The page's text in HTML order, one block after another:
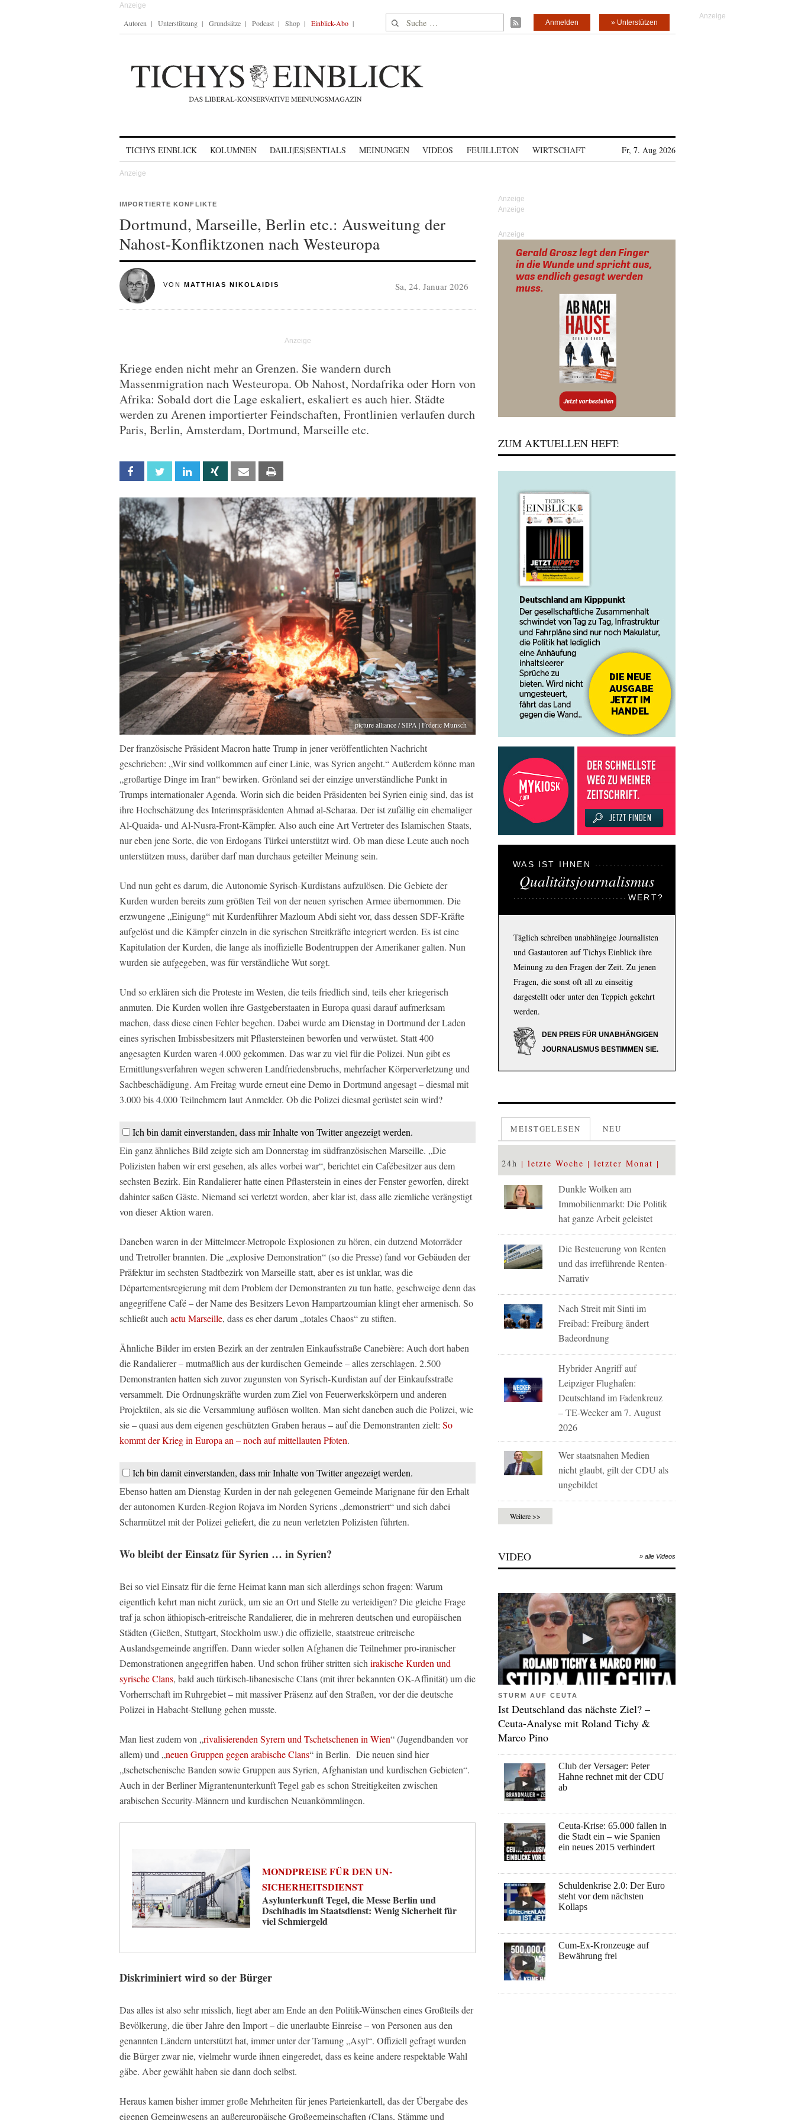
Autoren Unterstützung Grundsätze Podcast Shop Einblick-Abo Suche nach: » Unterstützen
Anmelden
TICHYS EINBLICK KOLUMNEN DAILI|ES|SENTIALS MEINUNGEN VIDEOS FEUILLETON WIRTSCHAFT Fr, 7. Aug 2026
IMPORTIERTE KONFLIKTE
Dortmund, Marseille, Berlin etc.: Ausweitung der
Nahost-Konfliktzonen nach Westeuropa
VON MATTHIAS NIKOLAIDIS Sa, 24. Januar 2026
Kriege enden nicht mehr an Grenzen. Sie wandern durch
Massenmigration nach Westeuropa. Ob Nahost, Nordafrika oder Horn von
Afrika: Sobald dort die Lage eskaliert, eskaliert es auch hier. Städte
werden zu Arenen importierter Feindschaften, Frontlinien verlaufen durch
Paris, Berlin, Amsterdam, Dortmund, Marseille etc.
Facebook Twitter Linkedin Xing Email
picture alliance / SIPA | Frderic Munsch
Der französische Präsident Macron hatte Trump in jener veröffentlichten Nachricht
geschrieben: „Wir sind vollkommen auf einer Linie, was Syrien angeht.“ Außerdem könne man
„großartige Dinge im Iran“ bewirken. Grönland sei der einzige unverständliche Punkt in
Trumps internationaler Agenda. Worin sich die beiden Präsidenten bei Syrien einig sind, das ist
ihre Hochschätzung des Interimspräsidenten Ahmad al-Scharaa. Der ist zufällig ein ehemaliger
Al-Quaida- und Al-Nusra-Front-Kämpfer. Also auch eine Art Vertreter des Islamischen Staats,
nur eben jene Sorte, die von Erdogans Türkei unterstützt wird. Ob man diese Leute auch noch
unterstützen muss, darüber darf man durchaus geteilter Meinung sein.
Und nun geht es darum, die Autonomie Syrisch-Kurdistans aufzulösen. Die Gebiete der
Kurden wurden bereits zum größten Teil von der neuen syrischen Armee übernommen. Die
erzwungene „Einigung“ mit Kurdenführer Mazloum Abdi sieht vor, dass dessen SDF-Kräfte
aufgelöst und die Kämpfer einzeln in die syrischen Streitkräfte integriert werden. Es ist eine
Kapitulation der Kurden, die lange als inoffizielle Bodentruppen der Amerikaner galten. Nun
wurden sie aufgegeben, was für verständliche Wut sorgt.
Und so erklären sich die Proteste im Westen, die teils friedlich sind, teils eher kriegerisch
anmuten. Die Kurden wollen ihre Gastgeberstaaten in Europa quasi darauf aufmerksam
machen, dass diese einen Fehler begehen. Dabei wurde am Dienstag in Dortmund der Laden
eines syrischen Imbissbesitzers mit Pflastersteinen beworfen und verwüstet. Statt 400
angesagten Kurden waren 4.000 gekommen. Das war zu viel für die Polizei. Nun gibt es
Ermittlungsverfahren wegen schweren Landfriedensbruchs, mehrfacher Körperverletzung und
Sachbeschädigung. Am Freitag wurde erneut eine Demo in Dortmund angesagt – diesmal mit
3.000 bis 4.000 Teilnehmern laut Anmelder. Ob die Polizei diesmal gerüstet sein wird?
Ich bin damit einverstanden, dass mir Inhalte von Twitter angezeigt werden.
Ein ganz ähnliches Bild zeigte sich am Donnerstag im südfranzösischen Marseille. „Die
Polizisten haben wir erst gesehen, als alles vorbei war“, berichtet ein Cafébesitzer aus dem
sechsten Bezirk. Ein Randalierer hatte einen Pflasterstein in eines der Fenster geworfen, direkt
dahinter saßen Gäste. Niemand sei verletzt worden, aber klar ist, dass alle ziemliche verängstigt
von dieser Aktion waren.
Daneben waren in der Mittelmeer-Metropole Explosionen zu hören, ein dutzend Motorräder
und Tretroller brannten. Die „explosive Demonstration“ (so die Presse) fand vor Gebäuden der
Präfektur im sechsten Stadtbezirk von Marseille statt, aber es ist unklar, was die
Départementsregierung mit dem Problem der Demonstranten zu tun hatte, geschweige denn das
angegriffene Café – der Name des Besitzers Levon Hampartzoumian klingt eher armenisch. So
schließt auch actu Marseille, dass es eher darum „totales Chaos“ zu stiften.
Ähnliche Bilder im ersten Bezirk an der zentralen Einkaufsstraße Canebière: Auch dort haben
die Randalierer – mutmaßlich aus der kurdischen Gemeinde – alles zerschlagen. 2.500
Demonstranten hatten sich zuvor zugunsten von Syrisch-Kurdistan auf der Einkaufsstraße
versammelt. Die Ordnungskräfte wurden zum Ziel von Feuerwerkskörpern und anderen
Projektilen, als sie die Versammlung auflösen wollten. Man sieht daneben auch die Polizei, wie
sie – quasi aus dem eigenen geschützten Graben heraus – auf die Demonstranten zielt: So
kommt der Krieg in Europa an – noch auf mittellauten Pfoten.
Ich bin damit einverstanden, dass mir Inhalte von Twitter angezeigt werden.
Ebenso hatten am Dienstag Kurden in der nah gelegenen Gemeinde Marignane für den Erhalt
der autonomen Kurden-Region Rojava im Norden Syriens „demonstriert“ und sich dabei
Scharmützel mit der Polizei geliefert, die zu neun verletzten Polizisten führten.
Wo bleibt der Einsatz für Syrien … in Syrien?
Bei so viel Einsatz für die ferne Heimat kann man sich allerdings schon fragen: Warum
eigentlich kehrt man nicht zurück, um sie an Ort und Stelle zu verteidigen? Die gleiche Frage
traf ja schon äthiopisch-eritreische Randalierer, die in mehreren deutschen und europäischen
Städten (Gießen, Stuttgart, Stockholm usw.) die offizielle, staatstreue eritreische
Auslandsgemeinde angriffen. Dann wieder sollen Afghanen die Teilnehmer pro-iranischer
Demonstrationen angegriffen haben. Und schon früher stritten sich irakische Kurden und
syrische Clans, bald auch türkisch-libanesische Clans (mit ihrer bekannten OK-Affinität) um die
Vorherrschaft im Ruhrgebiet – mit massiver Präsenz auf den Straßen, vor der die deutsche
Polizei in Habacht-Stellung gehen musste.
Man liest zudem von „rivalisierenden Syrern und Tschetschenen in Wien“ (Jugendbanden vor
allem) und „neuen Gruppen gegen arabische Clans“ in Berlin. Die neuen sind hier
„tschetschenische Banden sowie Gruppen aus Syrien, Afghanistan und kurdischen Gebieten“.
Auch in der Berliner Migrantenunterkunft Tegel gab es schon Streitigkeiten zwischen
arabischen Security-Männern und kurdischen Neuankömmlingen.
MONDPREISE FÜR DEN UN-
SICHERHEITSDIENST
Asylunterkunft Tegel, die Messe Berlin und
Dschihadis im Staatsdienst: Wenig Sicherheit für
viel Schmiergeld
Diskriminiert wird so der Bürger
Das alles ist also sehr misslich, liegt aber am Ende an den Politik-Wünschen eines Großteils der
Bevölkerung, die über Jahre den Import – die unerlaubte Einreise – von Personen aus den
genannten Ländern unterstützt hat, immer unter der Tarnung „Asyl“. Offiziell gefragt wurden
die Bürger zwar nie, vielmehr wurde ihnen eingeredet, dass es keine andere respektable Wahl
gäbe. Aber gewählt haben sie dann doch selbst.
Heraus kamen bisher immer große Mehrheiten für jenes Parteienkartell, das der Übergabe des
eigenen Gemeinwesens an außereuropäische Großgemeinschaften (Clans, Stämme und
Anzeige
ZUM AKTUELLEN HEFT:
WAS IST IHNEN
Qualitätsjournalismus
WERT?
Täglich schreiben unabhängige Journalisten
und Gastautoren auf Tichys Einblick ihre
Meinung zu den Fragen der Zeit. Zu jenen
Fragen, die sonst oft all zu einseitig
dargestellt oder unter den Teppich gekehrt
werden.
DEN PREIS FÜR UNABHÄNGIGEN
JOURNALISMUS BESTIMMEN SIE.
MEISTGELESEN NEU
24h letzte Woche letzter Monat
Dunkle Wolken am
Immobilienmarkt: Die Politik
hat ganze Arbeit geleistet
Die Besteuerung von Renten
und das irreführende Renten-
Narrativ
Nach Streit mit Sinti im
Freibad: Freiburg ändert
Badeordnung
Hybrider Angriff auf
Leipziger Flughafen:
Deutschland im Fadenkreuz
– TE-Wecker am 7. August
2026
Wer staatsnahen Medien
nicht glaubt, gilt der CDU als
ungebildet
Weitere >>
VIDEO » alle Videos
STURM AUF CEUTA
Ist Deutschland das nächste Ziel? –
Ceuta-Analyse mit Roland Tichy &
Marco Pino
Club der Versager: Peter
Hahne rechnet mit der CDU
ab
Ceuta-Krise: 65.000 fallen in
die Stadt ein – wie Spanien
ein neues 2015 verhindert
Schuldenkrise 2.0: Der Euro
steht vor dem nächsten
Kollaps
Cum-Ex-Kronzeuge auf
Bewährung frei